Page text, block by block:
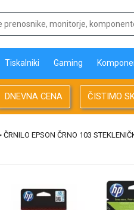
Tiskalniki Gaming
DNEVNA CENA ČISTIMO
ČRNILO EPSON ČRNO 103